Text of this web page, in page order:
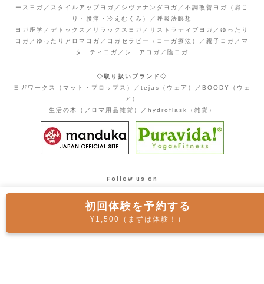
ースヨガ／スタイルアップヨガ／シヴァナンダヨガ／不調改善ヨガ（肩こ
り・腰痛・冷えむくみ）／呼吸法瞑想
ヨガ座学／デトックス／リラックスヨガ／リストラティブヨガ／ゆったり
ヨガ／ゆったりアロマヨガ／ヨガセラピー（ヨーガ療法）／親子ヨガ／マ
タニティヨガ／シニアヨガ／陰ヨガ
◇取り扱いブランド◇
ヨガワークス（マット・プロップス）／tejas（ウェア）／BOODY（ウェ
ア）
生活の木（アロマ用品雑貨）／hydroflask（雑貨）
Follow us on
© 2025 YOGA STUDIO re-light / feliz Co., Ltd.
初回体験を予約する
¥1,500（まずは体験！）